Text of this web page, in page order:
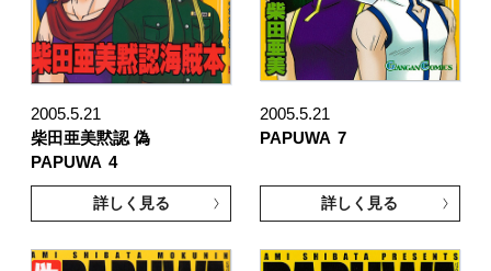
2005.5.21
柴田亜美黙認 偽
PAPUWA 4
詳しく見る
2005.5.21
PAPUWA 7
詳しく見る